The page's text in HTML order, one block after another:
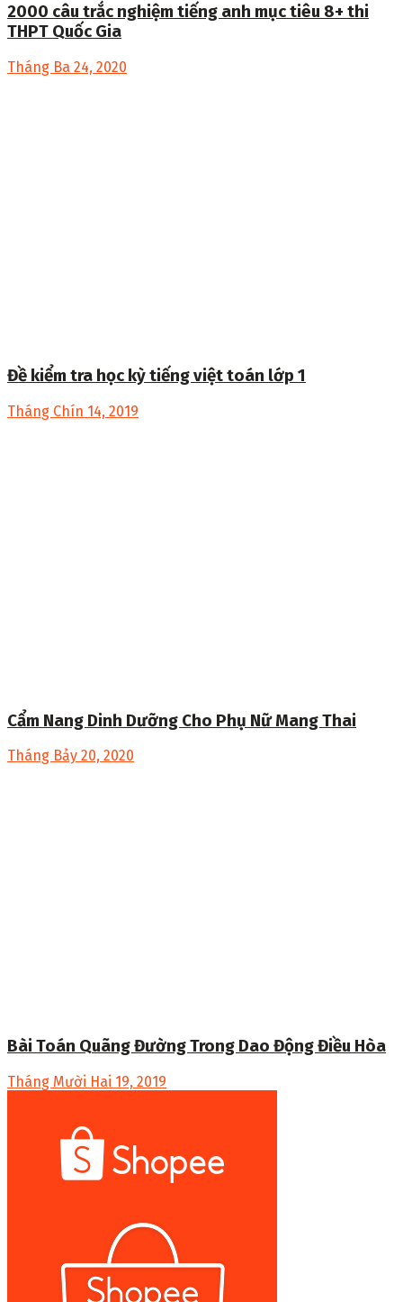
2000 câu trắc nghiệm tiếng anh mục tiêu 8+ thi
THPT Quốc Gia
Tháng Ba 24, 2020
Đề kiểm tra học kỳ tiếng việt toán lớp 1
Tháng Chín 14, 2019
Cẩm Nang Dinh Dưỡng Cho Phụ Nữ Mang Thai
Tháng Bảy 20, 2020
Bài Toán Quãng Đường Trong Dao Động Điều Hòa
Tháng Mười Hai 19, 2019